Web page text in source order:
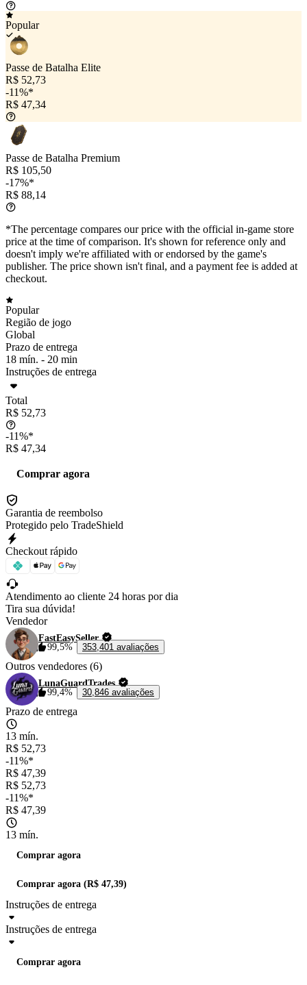
Popular
Passe de Batalha Elite
R$ 52,73
-11%*
R$ 47,34
Passe de Batalha Premium
R$ 105,50
-17%*
R$ 88,14
*The percentage compares our price with the official in-game store
price at the time of comparison. It's shown for reference only and
doesn't imply we're affiliated with or endorsed by the game's
publisher. The price shown isn't final, and a payment fee is added at
checkout.
Popular
Região de jogo
Global
Prazo de entrega
18 mín. - 20 min
Instruções de entrega
Total
R$ 52,73
-11%*
R$ 47,34
Comprar agora
Garantia de reembolso
Protegido pelo TradeShield
Checkout rápido
Atendimento ao cliente 24 horas por dia
Tira sua dúvida!
Vendedor
FastEasySeller
99,5%
353,401 avaliações
Outros vendedores (6)
LunaGuardTrades
99,4%
30,846 avaliações
Prazo de entrega
13 mín.
R$ 52,73
-11%*
R$ 47,39
R$ 52,73
-11%*
R$ 47,39
13 mín.
Comprar agora
Comprar agora (R$ 47,39)
Instruções de entrega
Instruções de entrega
Comprar agora